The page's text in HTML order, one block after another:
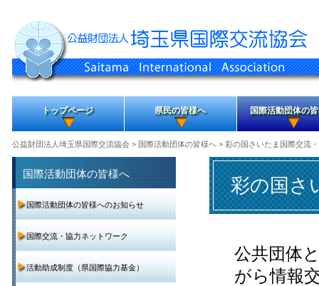
トップページ 県民の皆様へ 国際活動団体の
公益財団法人埼玉県国際交流協会> 国際活動団体の皆様へ> 彩の国さいたま国際交流
彩の国さ
公共団体
がら情報
国際活動団体の皆様へ
国際活動団体の皆様へのお知らせ
国際交流・協力ネットワーク
活動助成制度（県国際協力基金）